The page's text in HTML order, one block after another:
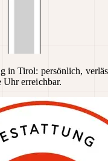
in Tirol: persönlich,
Uhr erreichbar.